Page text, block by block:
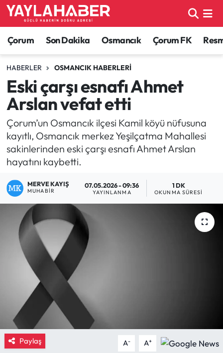
Çorum Son Dakika Osmancık Çorum FK
HABERLER OSMANCIK HABERLERI
Eski çarşı esnafı Ahmet
Arslan vefat etti
Çorum’un Osmancık ilçesi Kamil köyü nüfusuna
kayıtlı, Osmancık merkez Yeşilçatma Mahallesi
sakinlerinden eski çarşı esnafı Ahmet Arslan
hayatını kaybetti.
MERVE KAYIŞ
MUHABIR
07.05.2026 - 09:36
YAYINLANMA
1 DK
OKUNMA SÜRESI
Paylaş A- A+
Alaca Haberleri
Bayat Haberleri
Bilgi - Keşfet Haberleri
Bilim ve Teknoloji
Boğazkale Haberleri
Çorum Haberleri
Çorum Son Dakika Haberleri
Dodurga Haberleri
Eğitim
Ekonomi
Güncel
İskilip Haberleri
Kargı Haberleri
Çorum Nöbetçi Eczaneler
Çorum Hava Durumu
Çorum Namaz Vakitleri
Çorum Trafik Yoğunluk Haritası
TFF 1.Lig Puan Durumu ve Fikstür
Tüm Manşetler
Son Dakika Haberleri
Haber Arşivi